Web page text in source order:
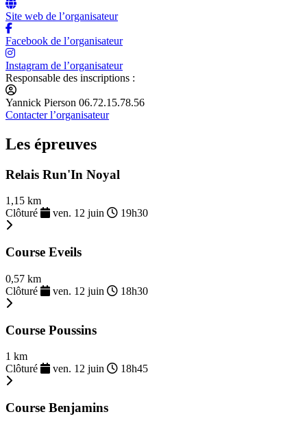
Site web de l’organisateur
Facebook de l’organisateur
Instagram de l’organisateur
Responsable des inscriptions :
Yannick Pierson 06.72.15.78.56
Contacter l’organisateur
Les épreuves
Relais Run'In Noyal
1,15 km
Clôturé
ven. 12 juin 19h30
Course Eveils
0,57 km
Clôturé
ven. 12 juin 18h30
Course Poussins
1 km
Clôturé
ven. 12 juin 18h45
Course Benjamins